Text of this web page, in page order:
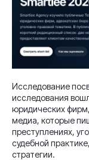
Исследование
исследования
юридических
медиа, которые
преступлениях,
судебной
стратегии.